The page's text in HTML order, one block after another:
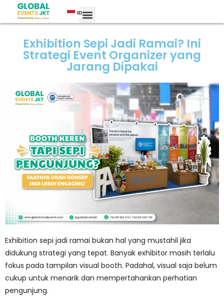
ID
Exhibition Sepi Jadi Ramai? Ini
Strategi Event Organizer yang
Jarang Dipakai
Exhibition sepi jadi ramai bukan hal yang mustahil jika
didukung strategi yang tepat. Banyak exhibitor masih terlalu
fokus pada tampilan visual booth. Padahal, visual saja belum
cukup untuk menarik dan mempertahankan perhatian
pengunjung.